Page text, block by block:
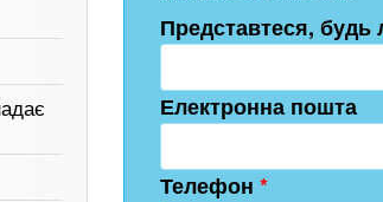
Представтеся, будь
Електронна пошта
Телефон *